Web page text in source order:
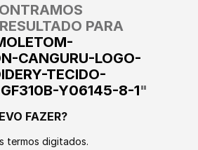
PARA
CANGURU-LOGO-
TECIDO-
Y06145-8-1"
FAZER?
termos digitados.